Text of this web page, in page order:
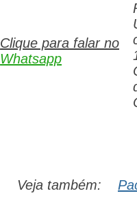
Clique para falar no
Whatsapp
Veja também: